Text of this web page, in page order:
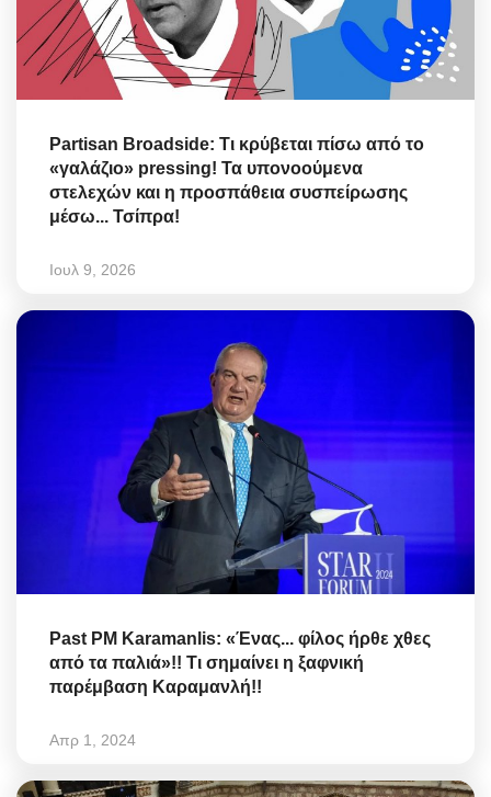
Partisan Broadside: Τι κρύβεται πίσω από το
«γαλάζιο» pressing! Τα υπονοούμενα
στελεχών και η προσπάθεια συσπείρωσης
μέσω... Τσίπρα!
Ιουλ 9, 2026
Past PM Karamanlis: «Ένας... φίλος ήρθε χθες
από τα παλιά»!! Τι σημαίνει η ξαφνική
παρέμβαση Καραμανλή!!
Απρ 1, 2024